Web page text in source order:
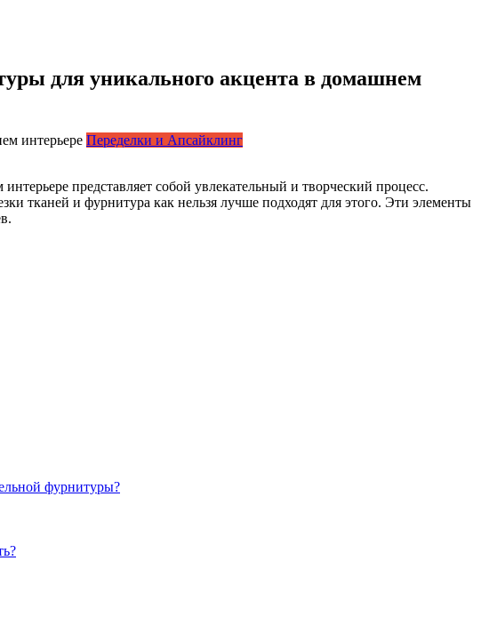
для уникального акцента в домашнем
Переделки и Апсайклинг
представляет собой увлекательный и творческий процесс.
тканей и фурнитура как нельзя лучше подходят для этого. Эти элементы
фурнитуры?